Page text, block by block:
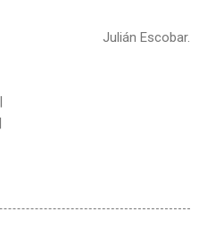
Julián Escobar.